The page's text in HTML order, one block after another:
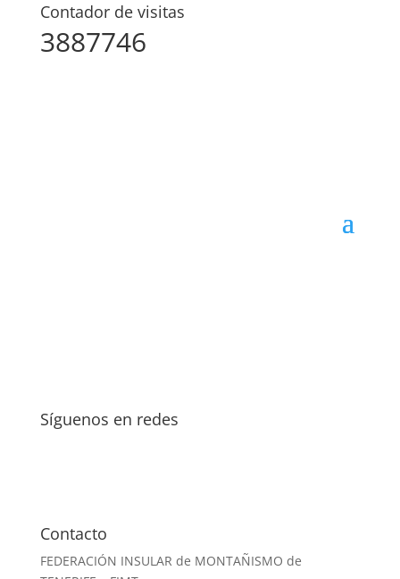
Contador de visitas
3887746
Síguenos en redes
Contacto
FEDERACIÓN INSULAR de MONTAÑISMO de